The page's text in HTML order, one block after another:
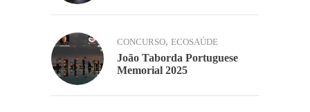
CONCURSO, ECOSAÚDE
João Taborda Portuguese
Memorial 2025